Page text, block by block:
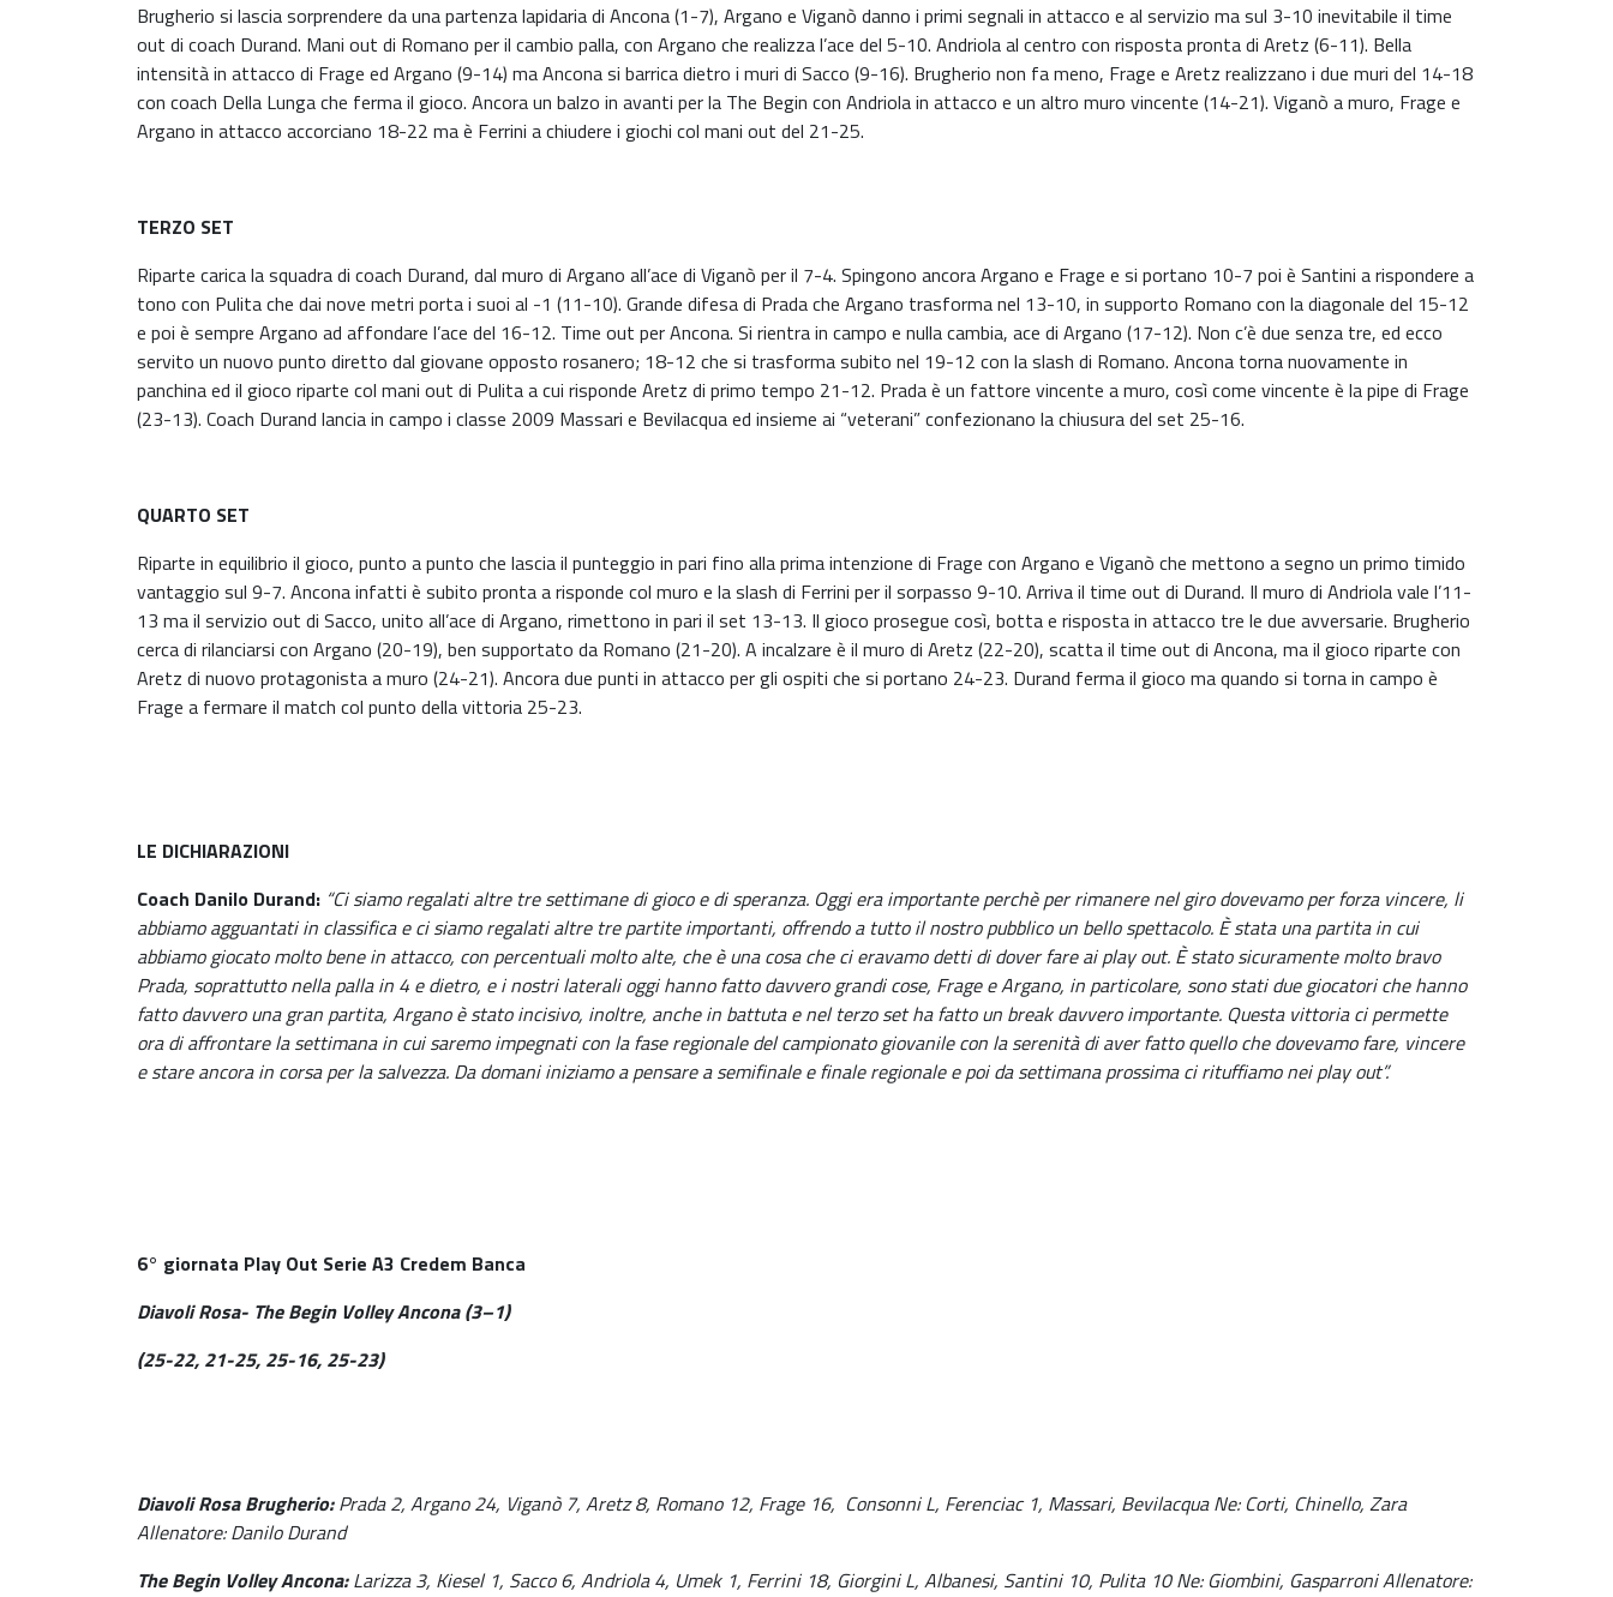
Brugherio si lascia sorprendere da una partenza lapidaria di Ancona (1-7), Argano e Viganò danno i primi segnali in attacco e al servizio ma sul 3-10 inevitabile il time
out di coach Durand. Mani out di Romano per il cambio palla, con Argano che realizza l’ace del 5-10. Andriola al centro con risposta pronta di Aretz (6-11). Bella
intensità in attacco di Frage ed Argano (9-14) ma Ancona si barrica dietro i muri di Sacco (9-16). Brugherio non fa meno, Frage e Aretz realizzano i due muri del 14-18
con coach Della Lunga che ferma il gioco. Ancora un balzo in avanti per la The Begin con Andriola in attacco e un altro muro vincente (14-21). Viganò a muro, Frage e
Argano in attacco accorciano 18-22 ma è Ferrini a chiudere i giochi col mani out del 21-25.
TERZO SET
Riparte carica la squadra di coach Durand, dal muro di Argano all’ace di Viganò per il 7-4. Spingono ancora Argano e Frage e si portano 10-7 poi è Santini a rispondere a
tono con Pulita che dai nove metri porta i suoi al -1 (11-10). Grande difesa di Prada che Argano trasforma nel 13-10, in supporto Romano con la diagonale del 15-12
e poi è sempre Argano ad affondare l’ace del 16-12. Time out per Ancona. Si rientra in campo e nulla cambia, ace di Argano (17-12). Non c’è due senza tre, ed ecco
servito un nuovo punto diretto dal giovane opposto rosanero; 18-12 che si trasforma subito nel 19-12 con la slash di Romano. Ancona torna nuovamente in
panchina ed il gioco riparte col mani out di Pulita a cui risponde Aretz di primo tempo 21-12. Prada è un fattore vincente a muro, così come vincente è la pipe di Frage
(23-13). Coach Durand lancia in campo i classe 2009 Massari e Bevilacqua ed insieme ai “veterani” confezionano la chiusura del set 25-16.
QUARTO SET
Riparte in equilibrio il gioco, punto a punto che lascia il punteggio in pari fino alla prima intenzione di Frage con Argano e Viganò che mettono a segno un primo timido
vantaggio sul 9-7. Ancona infatti è subito pronta a risponde col muro e la slash di Ferrini per il sorpasso 9-10. Arriva il time out di Durand. Il muro di Andriola vale l’11-
13 ma il servizio out di Sacco, unito all’ace di Argano, rimettono in pari il set 13-13. Il gioco prosegue così, botta e risposta in attacco tre le due avversarie. Brugherio
cerca di rilanciarsi con Argano (20-19), ben supportato da Romano (21-20). A incalzare è il muro di Aretz (22-20), scatta il time out di Ancona, ma il gioco riparte con
Aretz di nuovo protagonista a muro (24-21). Ancora due punti in attacco per gli ospiti che si portano 24-23. Durand ferma il gioco ma quando si torna in campo è
Frage a fermare il match col punto della vittoria 25-23.
LE DICHIARAZIONI
Coach Danilo Durand: “Ci siamo regalati altre tre settimane di gioco e di speranza. Oggi era importante perchè per rimanere nel giro dovevamo per forza vincere, li
abbiamo agguantati in classifica e ci siamo regalati altre tre partite importanti, offrendo a tutto il nostro pubblico un bello spettacolo. È stata una partita in cui
abbiamo giocato molto bene in attacco, con percentuali molto alte, che è una cosa che ci eravamo detti di dover fare ai play out. È stato sicuramente molto bravo
Prada, soprattutto nella palla in 4 e dietro, e i nostri laterali oggi hanno fatto davvero grandi cose, Frage e Argano, in particolare, sono stati due giocatori che hanno
fatto davvero una gran partita, Argano è stato incisivo, inoltre, anche in battuta e nel terzo set ha fatto un break davvero importante. Questa vittoria ci permette
ora di affrontare la settimana in cui saremo impegnati con la fase regionale del campionato giovanile con la serenità di aver fatto quello che dovevamo fare, vincere
e stare ancora in corsa per la salvezza. Da domani iniziamo a pensare a semifinale e finale regionale e poi da settimana prossima ci rituffiamo nei play out”.
6° giornata Play Out Serie A3 Credem Banca
Diavoli Rosa- The Begin Volley Ancona (3–1)
(25-22, 21-25, 25-16, 25-23)
Diavoli Rosa Brugherio:Prada 2, Argano 24, Viganò 7, Aretz 8, Romano 12, Frage 16, Consonni L, Ferenciac 1, Massari, Bevilacqua Ne: Corti, Chinello, Zara
Allenatore: Danilo Durand
The Begin Volley Ancona:Larizza 3, Kiesel 1, Sacco 6, Andriola 4, Umek 1, Ferrini 18, Giorgini L, Albanesi, Santini 10, Pulita 10 Ne: Giombini, Gasparroni Allenatore: